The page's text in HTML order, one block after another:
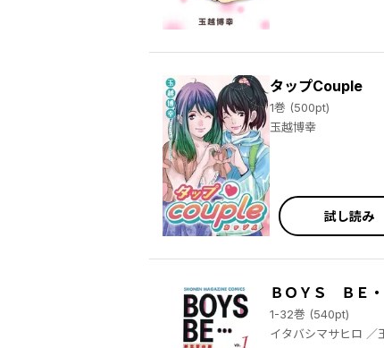
タップCouple
1巻 (500pt)
玉越博幸
試し読み
ＢＯＹＳ ＢＥ・
1-32巻 (540pt)
イタバ